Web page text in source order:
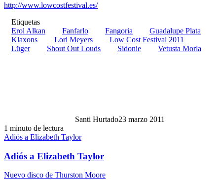
http://www.lowcostfestival.es/
Etiquetas
Erol Alkan
Fanfarlo Fangoria
Guadalupe Plata
Klaxons
Lori Meyers
Low Cost Festival 2011
Lüger
Shout Out Louds Sidonie Vetusta Morla
Santi Hurtado23 marzo 2011
1 minuto de lectura
Adiós a Elizabeth Taylor
Adiós a Elizabeth Taylor
Nuevo disco de Thurston Moore